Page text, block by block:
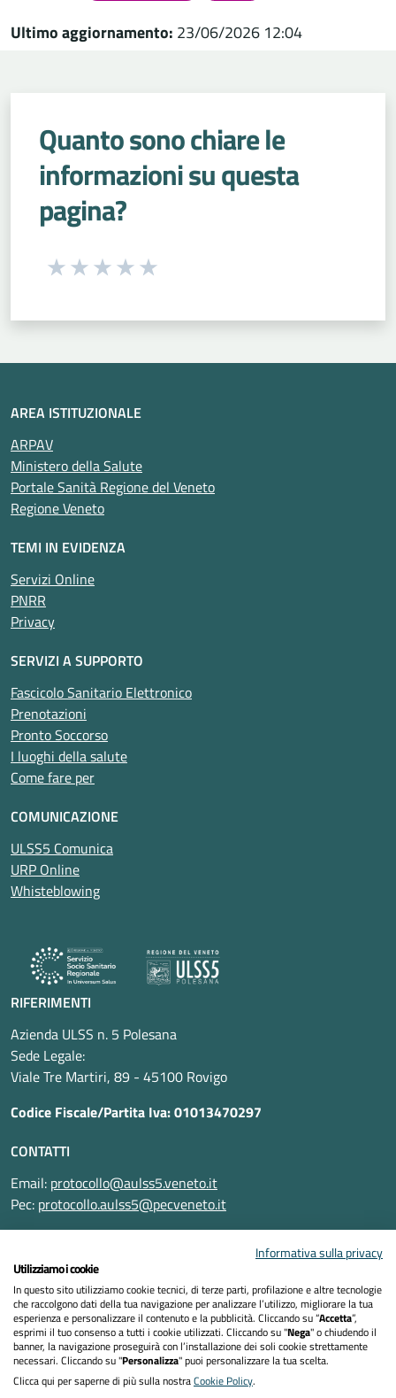
Ultimo aggiornamento: 23/06/2026 12:04
Quanto sono chiare le
informazioni su questa
pagina?
Seleziona una valutazione da 1 a 5 stelle
AREA ISTITUZIONALE
ARPAV
Ministero della Salute
Portale Sanità Regione del Veneto
Regione Veneto
TEMI IN EVIDENZA
Servizi Online
PNRR
Privacy
SERVIZI A SUPPORTO
Fascicolo Sanitario Elettronico
Prenotazioni
Pronto Soccorso
I luoghi della salute
Come fare per
COMUNICAZIONE
ULSS5 Comunica
URP Online
Whisteblowing
RIFERIMENTI
Azienda ULSS n. 5 Polesana
Sede Legale:
Viale Tre Martiri, 89 - 45100 Rovigo
Codice Fiscale/Partita Iva: 01013470297
CONTATTI
Email: protocollo@aulss5.veneto.it
Pec: protocollo.aulss5@pecveneto.it
Informativa privacy
Dichiarazione di accessibilità
Informativa sulla privacy
Utilizziamo i cookie
In questo sito utilizziamo cookie tecnici, di terze parti, profilazione e altre tecnologie
che raccolgono dati della tua navigazione per analizzare l’utilizzo, migliorare la tua
esperienza e personalizzare il contenuto e la pubblicità. Cliccando su “Accetta”,
esprimi il tuo consenso a tutti i cookie utilizzati. Cliccando su "Nega" o chiudendo il
banner, la navigazione proseguirà con l’installazione dei soli cookie strettamente
necessari. Cliccando su "Personalizza" puoi personalizzare la tua scelta.
Clicca qui per saperne di più sulla nostraCookie Policy.